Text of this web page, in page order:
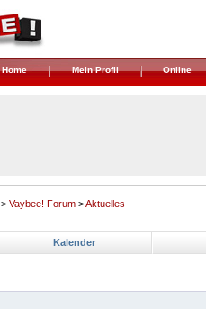
Home Mein Profil Online
> Vaybee! Forum >Aktuelles
Kalender